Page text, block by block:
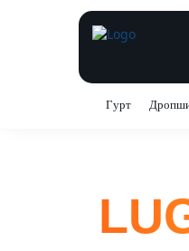
Гурт